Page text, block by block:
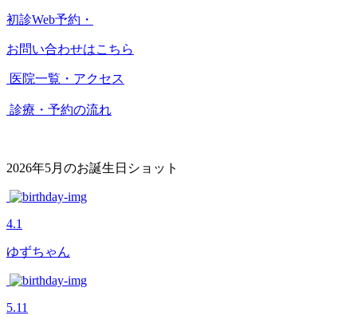
初診Web予約・
お問い合わせはこちら
医院一覧・アクセス
診療・予約の流れ
2026年5月のお誕生日ショット
4.1
ゆずちゃん
5.11